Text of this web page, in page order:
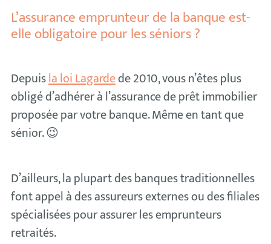
L’assurance emprunteur de la banque est-
elle obligatoire pour les séniors ?
Depuisla loi Lagardede 2010, vous n’êtes plus
obligé d’adhérer à l’assurance de prêt immobilier
proposée par votre banque. Même en tant que
sénior. 😉
D’ailleurs, la plupart des banques traditionnelles
font appel à des assureurs externes ou des filiales
spécialisées pour assurer les emprunteurs
retraités.